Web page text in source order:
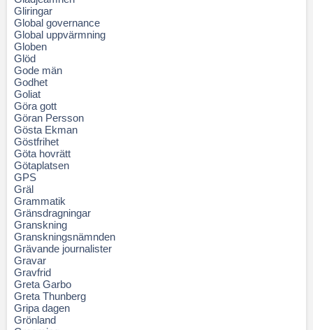
Gliringar
Global governance
Global uppvärmning
Globen
Glöd
Gode män
Godhet
Goliat
Göra gott
Göran Persson
Gösta Ekman
Göstfrihet
Göta hovrätt
Götaplatsen
GPS
Gräl
Grammatik
Gränsdragningar
Granskning
Granskningsnämnden
Grävande journalister
Gravar
Gravfrid
Greta Garbo
Greta Thunberg
Gripa dagen
Grönland